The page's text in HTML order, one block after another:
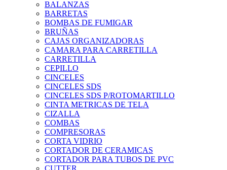
BALANZAS
BARRETAS
BOMBAS DE FUMIGAR
BRUÑAS
CAJAS ORGANIZADORAS
CAMARA PARA CARRETILLA
CARRETILLA
CEPILLO
CINCELES
CINCELES SDS
CINCELES SDS P/ROTOMARTILLO
CINTA METRICAS DE TELA
CIZALLA
COMBAS
COMPRESORAS
CORTA VIDRIO
CORTADOR DE CERAMICAS
CORTADOR PARA TUBOS DE PVC